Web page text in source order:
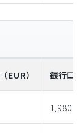
（EUR） 銀行口
1,980